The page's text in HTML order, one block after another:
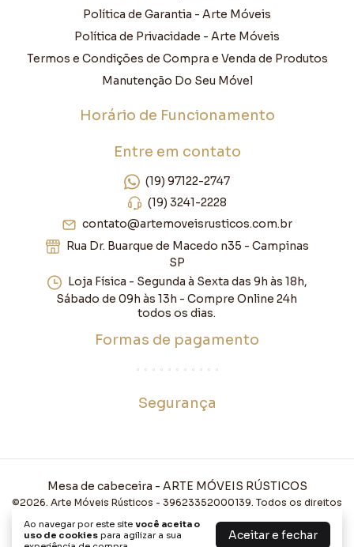
Ao navegar por este site você aceita o
uso de cookies para agilizar a sua
Aceitar e fechar
Política de Garantia - Arte Móveis
Política de Privacidade - Arte Móveis
Termos e Condições de Compra e Venda de Produtos
Manutenção Do Seu Móvel
Horário de Funcionamento
Entre em contato
(19) 97122-2747
(19) 3241-2228
contato@artemoveisrusticos.com.br
Rua Dr. Buarque de Macedo n35 - Campinas
SP
Loja Física - Segunda à Sexta das 9h às 18h,
Sábado de 09h às 13h - Compre Online 24h
todos os dias.
Formas de pagamento
Segurança
Mesa de cabeceira - ARTE MÓVEIS RÚSTICOS
©2026. Arte Móveis Rústicos - 39623352000139. Todos os direitos